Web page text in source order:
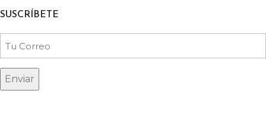
SUSCRÍBETE
Email